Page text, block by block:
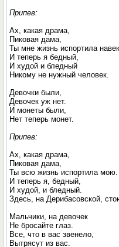
Припев:
Ах, какая драма,
Пиковая дама,
Ты мне жизнь испортила
И теперь я бедный,
И худой и бледный
Никому не нужный человек.
Девочки были,
Девочек уж нет.
И монеты были,
Нет теперь монет.
Припев:
Ах, какая драма,
Пиковая дама,
Ты всю жизнь испортила мою.
И теперь я, бедный,
И худой, и бледный.
Здесь, на Дерибасовской,
Мальчики, на девочек
Не бросайте глаз.
Все, что в вас звенело,
Вытрясут из вас.